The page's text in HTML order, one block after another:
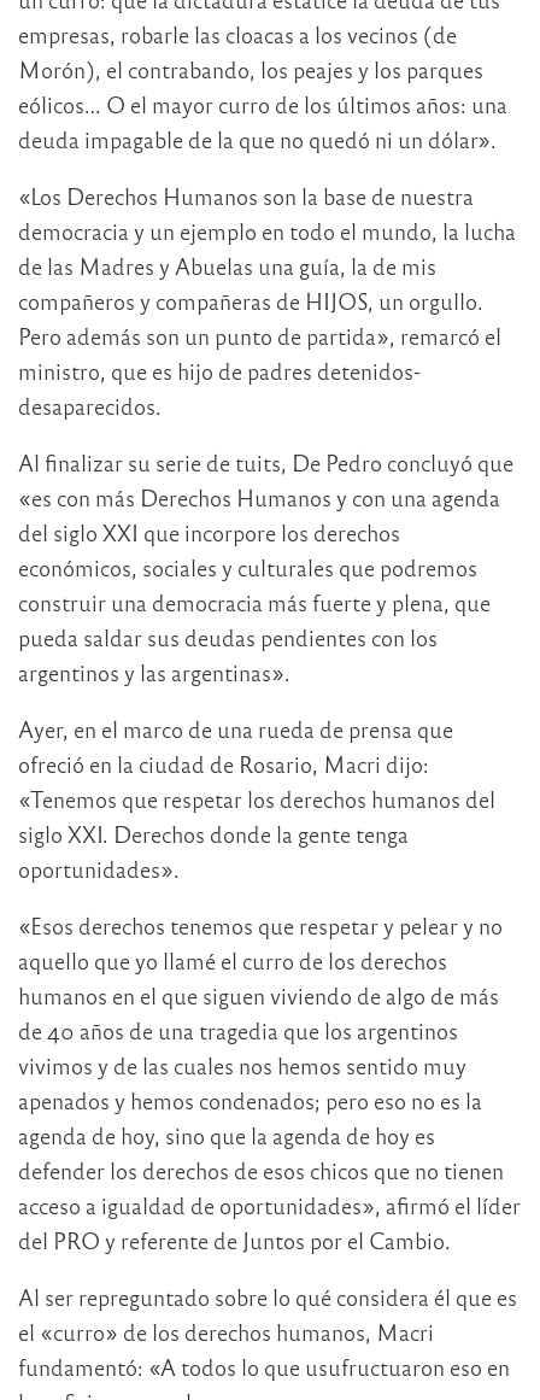
empresas, robarle las cloacas a los vecinos (de
Morón), el contrabando, los peajes y los parques
eólicos… O el mayor curro de los últimos años: una
deuda impagable de la que no quedó ni un dólar».
«Los Derechos Humanos son la base de nuestra
democracia y un ejemplo en todo el mundo, la lucha
de las Madres y Abuelas una guía, la de mis
compañeros y compañeras de HIJOS, un orgullo.
Pero además son un punto de partida», remarcó el
ministro, que es hijo de padres detenidos-
desaparecidos.
Al finalizar su serie de tuits, De Pedro concluyó que
«es con más Derechos Humanos y con una agenda
del siglo XXI que incorpore los derechos
económicos, sociales y culturales que podremos
construir una democracia más fuerte y plena, que
pueda saldar sus deudas pendientes con los
argentinos y las argentinas».
Ayer, en el marco de una rueda de prensa que
ofreció en la ciudad de Rosario, Macri dijo:
«Tenemos que respetar los derechos humanos del
siglo XXI. Derechos donde la gente tenga
oportunidades».
«Esos derechos tenemos que respetar y pelear y no
aquello que yo llamé el curro de los derechos
humanos en el que siguen viviendo de algo de más
de 40 años de una tragedia que los argentinos
vivimos y de las cuales nos hemos sentido muy
apenados y hemos condenados; pero eso no es la
agenda de hoy, sino que la agenda de hoy es
defender los derechos de esos chicos que no tienen
acceso a igualdad de oportunidades», afirmó el líder
del PRO y referente de Juntos por el Cambio.
Al ser repreguntado sobre lo qué considera él que es
el «curro» de los derechos humanos, Macri
fundamentó: «A todos lo que usufructuaron eso en